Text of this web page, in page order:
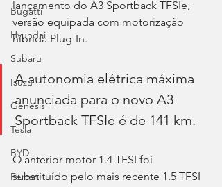
Bugatti
Hyundai
Subaru
Isuzu
Genesis
Tesla
BYD
Ferrari
lançamento do A3 Sportback TFSIe,
versão equipada com motorização
híbrida Plug-In.
A autonomia elétrica máxima
anunciada para o novo A3
Sportback TFSIe é de 141 km.
O anterior motor 1.4 TFSI foi
substituído pelo mais recente 1.5 TFSI